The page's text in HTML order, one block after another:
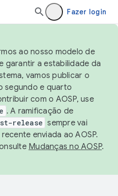
Fazer login
ao nosso modelo de
garantir a estabilidade da
vamos publicar o
segundo e quarto
com o AOSP, use
. A ramificação de
release sempre vai
enviada ao AOSP.
Mudanças no AOSP.